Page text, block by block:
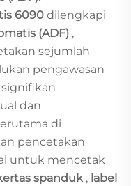
6090 dilengkapi
(ADF) ,
sejumlah
pengawasan
dan
di
pencetakan
untuk mencetak
spanduk , label